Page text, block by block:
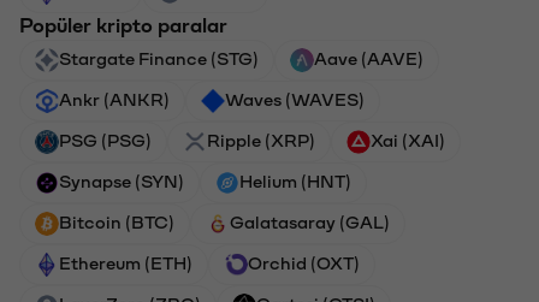
Popüler kripto paralar
Stargate Finance (STG) Aave (AAVE)
Ankr (ANKR) Waves (WAVES)
PSG (PSG) Ripple (XRP) Xai (XAI)
Synapse (SYN) Helium (HNT)
Bitcoin (BTC) Galatasaray (GAL)
Ethereum (ETH) Orchid (OXT)